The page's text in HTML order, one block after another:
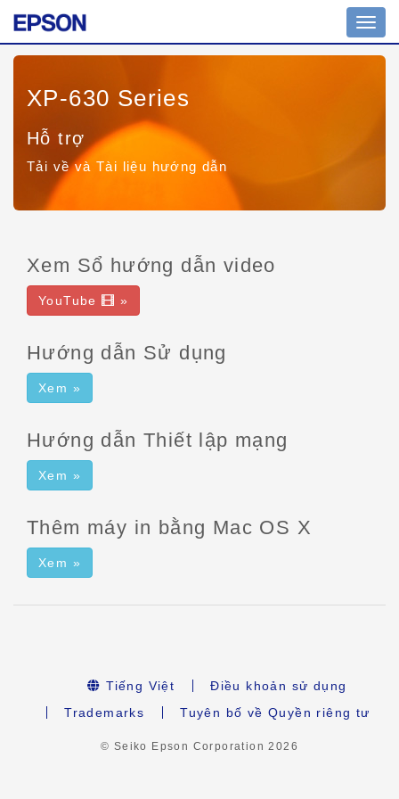
XP-630 Series
Hỗ trợ
Tải về và Tài liệu hướng dẫn
Xem Sổ hướng dẫn video
YouTube »
Hướng dẫn Sử dụng
Xem »
Hướng dẫn Thiết lập mạng
Xem »
Thêm máy in bằng Mac OS X
Xem »
Tiếng Việt
Điều khoản sử dụng
Trademarks
Tuyên bố về Quyền riêng tư
© Seiko Epson Corporation2026